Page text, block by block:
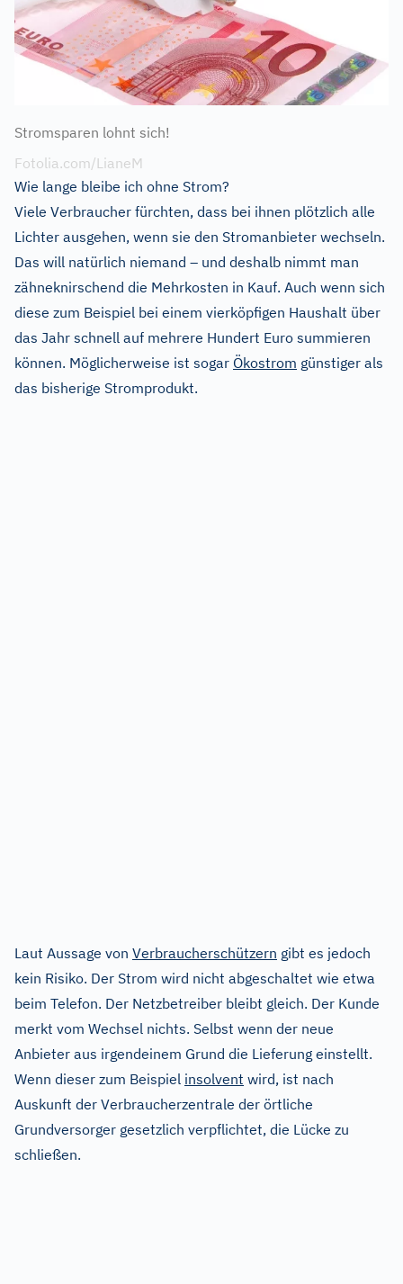
Stromsparen lohnt sich!
Fotolia.com/LianeM
Wie lange bleibe ich ohne Strom?
Viele Verbraucher fürchten, dass bei ihnen plötzlich alle
Lichter ausgehen, wenn sie den Stromanbieter wechseln.
Das will natürlich niemand – und deshalb nimmt man
zähneknirschend die Mehrkosten in Kauf. Auch wenn sich
diese zum Beispiel bei einem vierköpfigen Haushalt über
das Jahr schnell auf mehrere Hundert Euro summieren
können. Möglicherweise ist sogar Ökostrom günstiger als
das bisherige Stromprodukt.
Laut Aussage von Verbraucherschützern gibt es jedoch
kein Risiko. Der Strom wird nicht abgeschaltet wie etwa
beim Telefon. Der Netzbetreiber bleibt gleich. Der Kunde
merkt vom Wechsel nichts. Selbst wenn der neue
Anbieter aus irgendeinem Grund die Lieferung einstellt.
Wenn dieser zum Beispiel insolvent wird, ist nach
Auskunft der Verbraucherzentrale der örtliche
Grundversorger gesetzlich verpflichtet, die Lücke zu
schließen.